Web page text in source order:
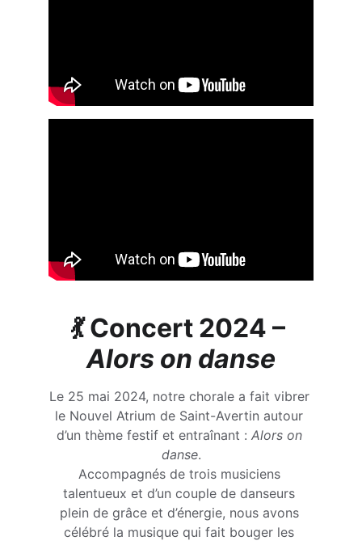
💃 Concert 2024 –
Alors on danse
Le 25 mai 2024, notre chorale a fait vibrer
le Nouvel Atrium de Saint-Avertin autour
d’un thème festif et entraînant : Alors on
danse.
Accompagnés de trois musiciens
talentueux et d’un couple de danseurs
plein de grâce et d’énergie, nous avons
célébré la musique qui fait bouger les